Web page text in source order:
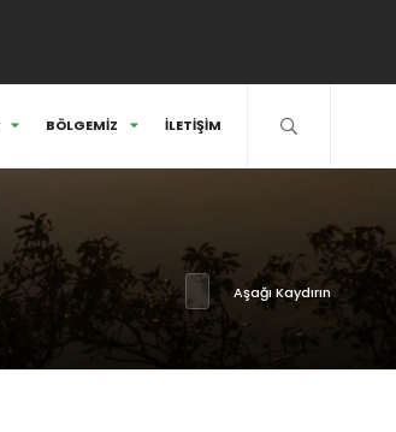
BÖLGEMİZ İLETİŞİM
Aşağı Kaydırın